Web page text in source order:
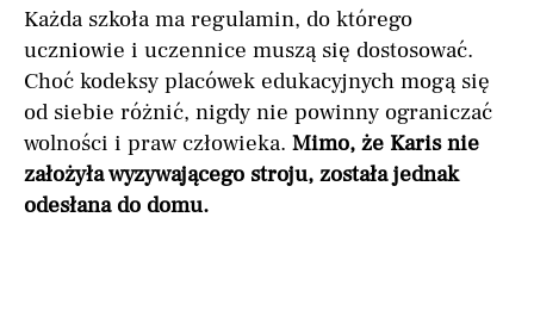
Każda szkoła ma regulamin, do którego
uczniowie i uczennice muszą się dostosować.
Choć kodeksy placówek edukacyjnych mogą się
od siebie różnić, nigdy nie powinny ograniczać
wolności i praw człowieka. Mimo, że Karis nie
założyła wyzywającego stroju, została jednak
odesłana do domu.